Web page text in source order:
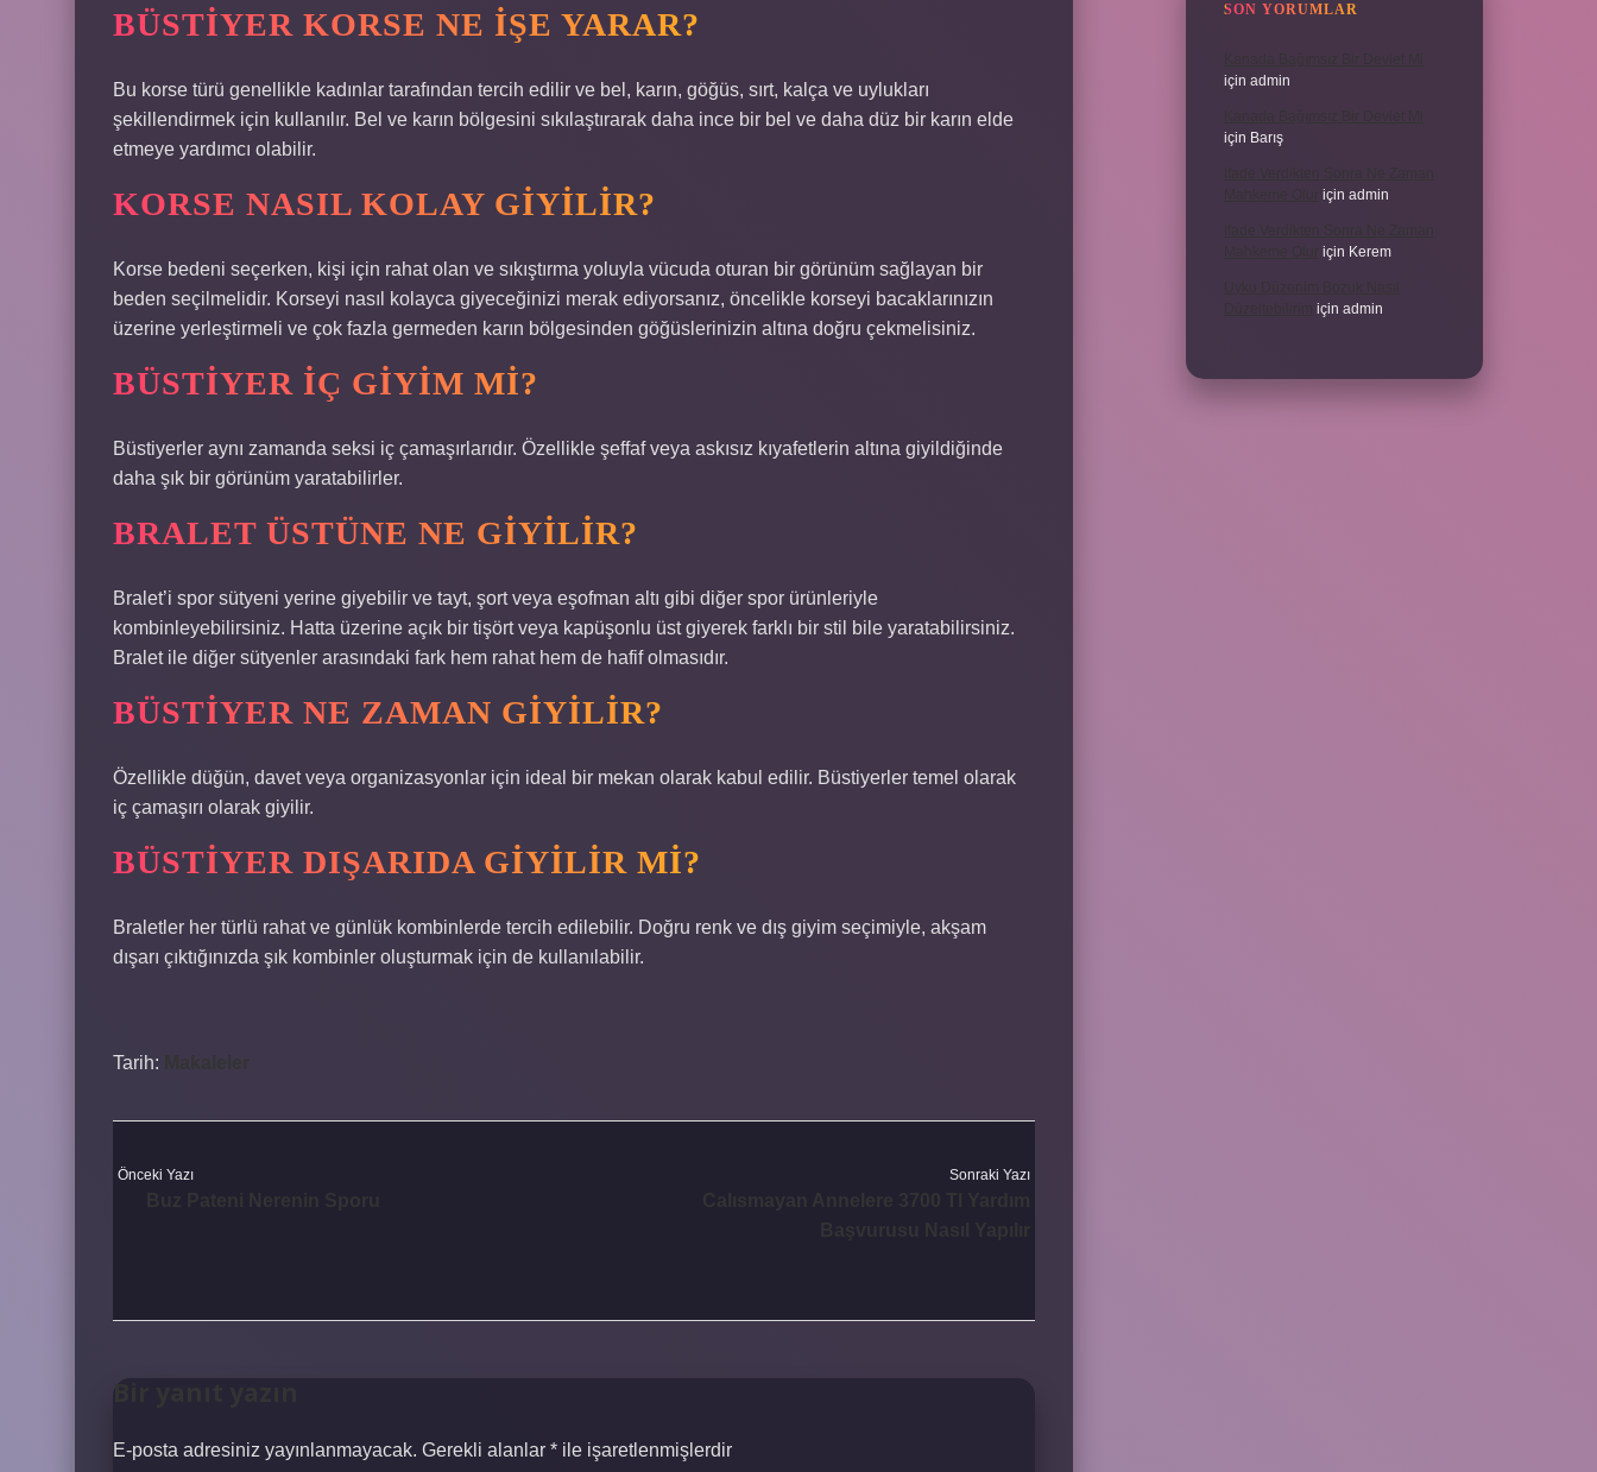
BÜSTIYER KORSE NE IŞE YARAR?
Bu korse türü genellikle kadınlar tarafından tercih edilir ve bel, karın, göğüs, sırt, kalça ve uylukları
şekillendirmek için kullanılır. Bel ve karın bölgesini sıkılaştırarak daha ince bir bel ve daha düz bir karın elde
etmeye yardımcı olabilir.
KORSE NASIL KOLAY GIYILIR?
Korse bedeni seçerken, kişi için rahat olan ve sıkıştırma yoluyla vücuda oturan bir görünüm sağlayan bir
beden seçilmelidir. Korseyi nasıl kolayca giyeceğinizi merak ediyorsanız, öncelikle korseyi bacaklarınızın
üzerine yerleştirmeli ve çok fazla germeden karın bölgesinden göğüslerinizin altına doğru çekmelisiniz.
BÜSTIYER IÇ GIYIM MI?
Büstiyerler aynı zamanda seksi iç çamaşırlarıdır. Özellikle şeffaf veya askısız kıyafetlerin altına giyildiğinde
daha şık bir görünüm yaratabilirler.
BRALET ÜSTÜNE NE GIYILIR?
Bralet’i spor sütyeni yerine giyebilir ve tayt, şort veya eşofman altı gibi diğer spor ürünleriyle
kombinleyebilirsiniz. Hatta üzerine açık bir tişört veya kapüşonlu üst giyerek farklı bir stil bile yaratabilirsiniz.
Bralet ile diğer sütyenler arasındaki fark hem rahat hem de hafif olmasıdır.
BÜSTIYER NE ZAMAN GIYILIR?
Özellikle düğün, davet veya organizasyonlar için ideal bir mekan olarak kabul edilir. Büstiyerler temel olarak
iç çamaşırı olarak giyilir.
BÜSTIYER DIŞARIDA GIYILIR MI?
Braletler her türlü rahat ve günlük kombinlerde tercih edilebilir. Doğru renk ve dış giyim seçimiyle, akşam
dışarı çıktığınızda şık kombinler oluşturmak için de kullanılabilir.
Tarih: Makaleler
Önceki Yazı Sonraki Yazı
Bir yanıt yazın
E-posta adresiniz yayınlanmayacak. Gerekli alanlar * ile işaretlenmişlerdir
SON YORUMLAR
için admin
için Barış
için admin
için Kerem
için admin